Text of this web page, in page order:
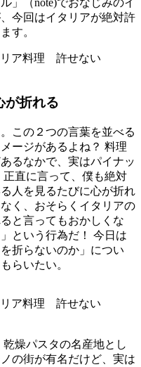
今回はイタリアが絶対許
す。
が折れる
この２つの言葉を並べる
ージがあるよね？ 料理
るなかで、実はパイナッ
直に言って、僕も絶対
人を見るたびに心が折れ
く、おそらくイタリアの
と言ってもおかしくな
という行為だ！ 今日は
折らないのか」につい
らいたい。
燥パスタの名産地とし
の街が有名だけど、実は